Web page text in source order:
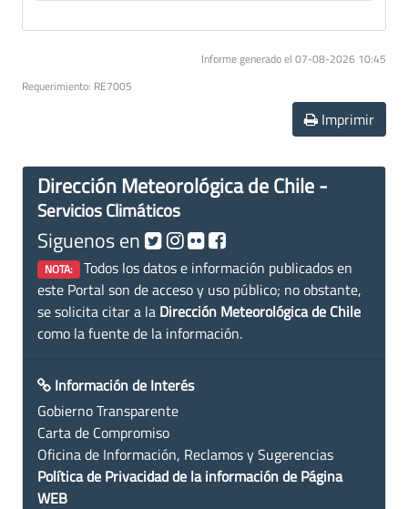
Informe generado el 07-08-2026 10:45
Requerimiento: RE7005
Imprimir
Dirección Meteorológica de Chile -
Servicios Climáticos
Siguenos en
NOTA: Todos los datos e información publicados en
este Portal son de acceso y uso público; no obstante,
se solicita citar a la Dirección Meteorológica de Chile
como la fuente de la información.
Información de Interés
Gobierno Transparente
Carta de Compromiso
Oficina de Información, Reclamos y Sugerencias
Política de Privacidad de la información de Página
WEB